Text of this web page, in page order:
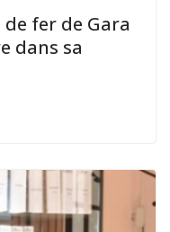
fer de Gara
dans sa